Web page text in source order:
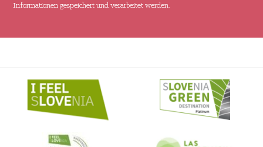
Informationen gespeichert und verarbeitet werden.